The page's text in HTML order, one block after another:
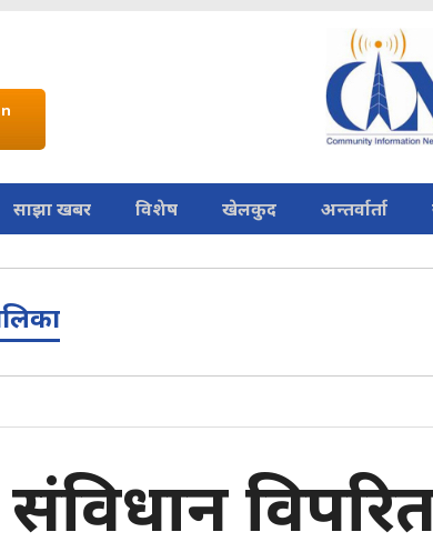
साझा खबर विशेष खेलकुद अन्तर्वार्ता
संविधान